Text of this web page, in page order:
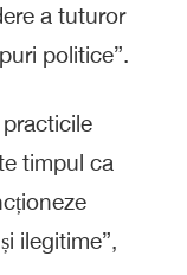
a tuturor
politice”.
timpul ca
ilegitime”,